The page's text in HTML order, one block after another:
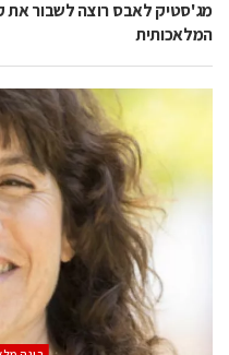
מג'סטיק לאבס רוצה לשבור את
המלאכותית